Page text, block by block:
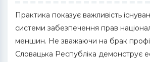
Практика показує важливість
системи забезпечення прав
меншин. Не зважаючи на брак
Словацька Республіка демонструє